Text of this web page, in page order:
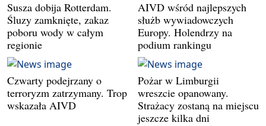
Susza dobija Rotterdam.
Śluzy zamknięte, zakaz
poboru wody w całym
regionie
AIVD wśród najlepszych
służb wywiadowczych
Europy. Holendrzy na
podium rankingu
Czwarty podejrzany o
terroryzm zatrzymany. Trop
wskazała AIVD
Pożar w Limburgii
wreszcie opanowany.
Strażacy zostaną na miejscu
jeszcze kilka dni